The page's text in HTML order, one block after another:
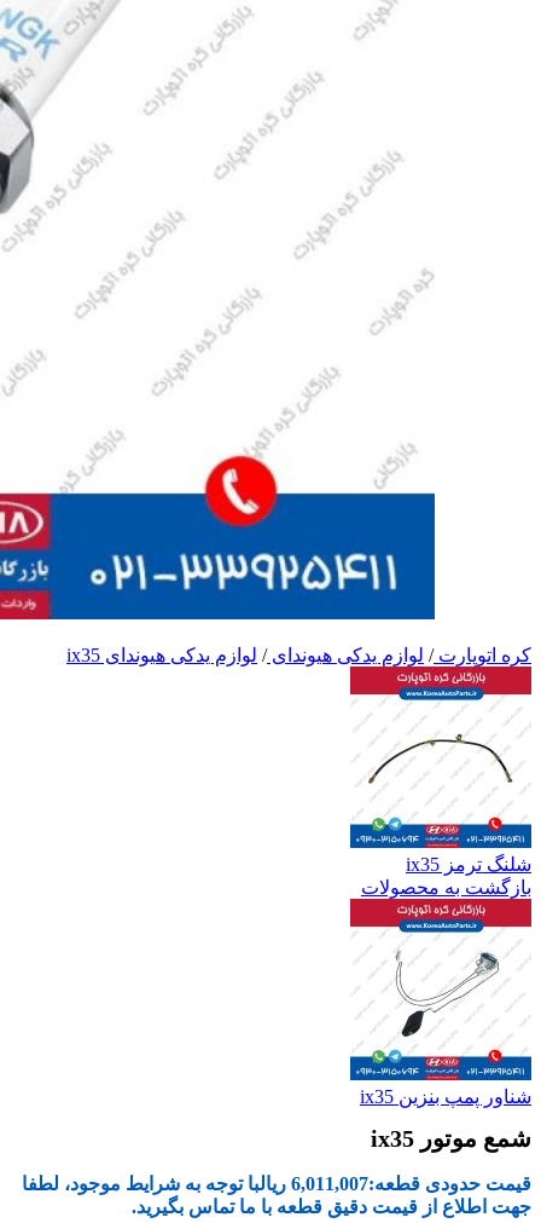
کره اتوپارت/ لوازم یدکی هیوندای/ لوازم یدکی هیوندای ix35
شلنگ ترمز ix35
بازگشت به محصولات
شناور پمپ بنزین ix35
شمع موتور ix35
قیمت حدودی قطعه:6,011,007 ریالبا توجه به شرایط موجود، لطفا
جهت اطلاع از قیمت دقیق قطعه با ما تماس بگیرید.